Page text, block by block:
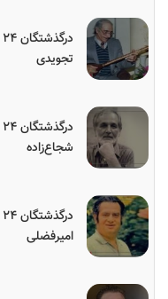
تجویدی
شجاع‌زاده
امیرفضلی